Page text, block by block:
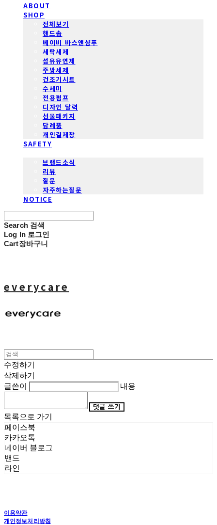
ABOUT
SHOP
전체보기
핸드솝
베이비 바스앤샴푸
세탁세제
섬유유연제
주방세제
건조기시트
수세미
전용펌프
디자인 달력
선물패키지
답례품
개인결제창
SAFETY
브랜드소식
리뷰
질문
자주하는질문
NOTICE
Search 검색
Log In 로그인
Cart장바구니
everycare
수정하기
삭제하기
글쓴이
내용
댓글 쓰기
목록으로 가기
페이스북
카카오톡
네이버 블로그
밴드
라인
이용약관
개인정보처리방침